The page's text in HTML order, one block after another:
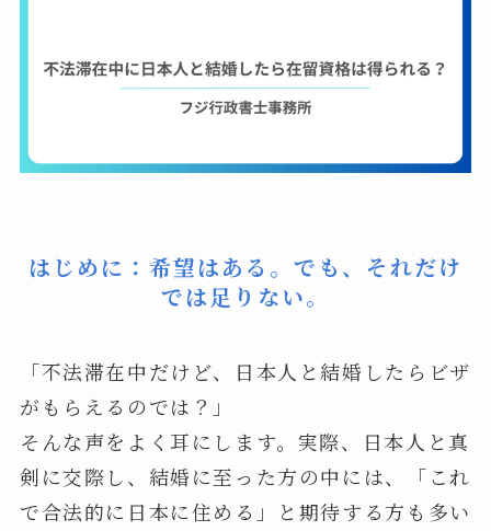
はじめに：希望はある。でも、それだけ
では足りない。
「不法滞在中だけど、日本人と結婚したらビザ
がもらえるのでは？」
そんな声をよく耳にします。実際、日本人と真
剣に交際し、結婚に至った方の中には、「これ
で合法的に日本に住める」と期待する方も多い